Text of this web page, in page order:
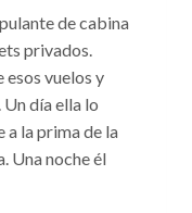
de cabina
privados.
esos vuelos y
día ella lo
a la prima de la
Una noche él